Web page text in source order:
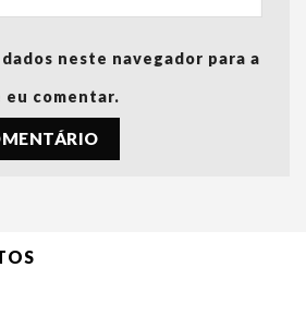
neste navegador para a
eu comentar.